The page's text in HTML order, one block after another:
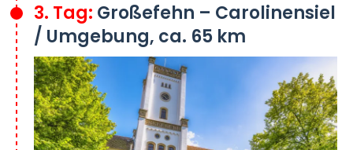
3. Tag: Großefehn – Carolinensiel
/ Umgebung, ca. 65 km